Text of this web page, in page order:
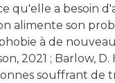
qu'elle a besoin
alimente son
à de
2021 ; Barlow, D.
souffrant de